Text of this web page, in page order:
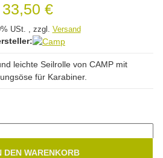
33,50 €
USt. , zzgl. Versand
leichte Seilrolle von CAMP mit
für Karabiner.
DEN WARENKORB